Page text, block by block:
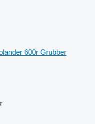
600r Grubber